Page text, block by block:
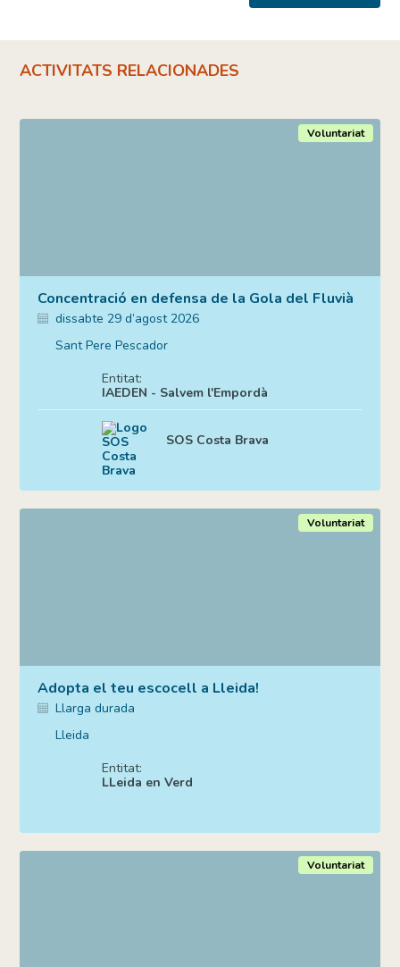
ACTIVITATS RELACIONADES
Concentració en defensa de la Gola del Fluvià
dissabte 29 d’agost 2026
Sant Pere Pescador
Voluntariat
Entitat:
IAEDEN - Salvem l'Empordà
SOS Costa Brava
Adopta el teu escocell a Lleida!
Llarga durada
Lleida
Voluntariat
Entitat:
LLeida en Verd
Voluntariat